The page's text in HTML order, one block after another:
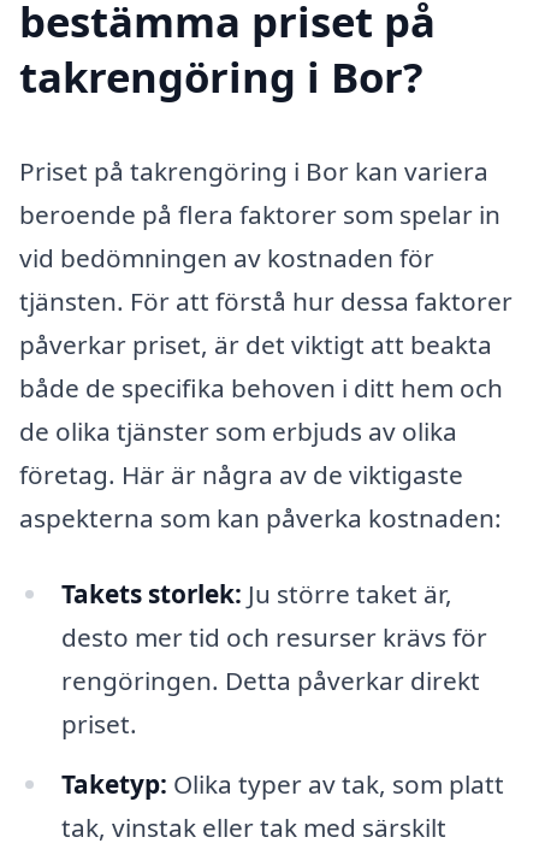
bestämma priset på
takrengöring i Bor?
Priset på takrengöring i Bor kan variera
beroende på flera faktorer som spelar in
vid bedömningen av kostnaden för
tjänsten. För att förstå hur dessa faktorer
påverkar priset, är det viktigt att beakta
både de specifika behoven i ditt hem och
de olika tjänster som erbjuds av olika
företag. Här är några av de viktigaste
aspekterna som kan påverka kostnaden:
Takets storlek: Ju större taket är,
desto mer tid och resurser krävs för
rengöringen. Detta påverkar direkt
priset.
Taketyp: Olika typer av tak, som platt
tak, vinstak eller tak med särskilt